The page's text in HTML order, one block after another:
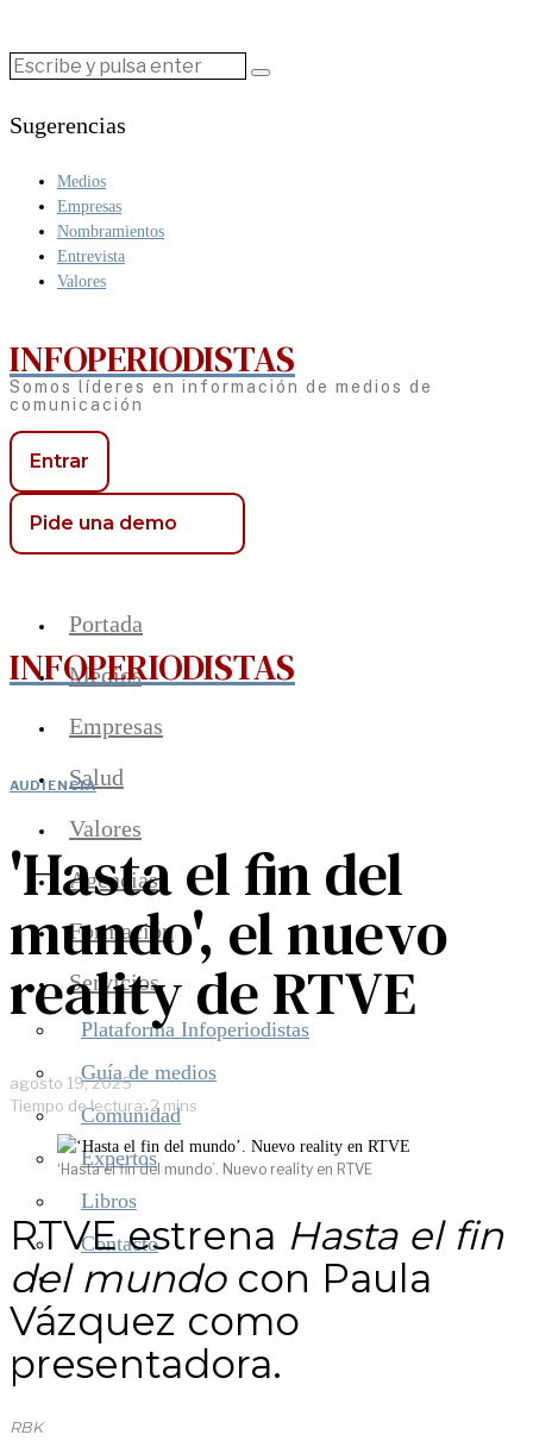
Sugerencias
Medios
Empresas
Nombramientos
Entrevista
Valores
INFOPERIODISTAS
Somos líderes en información de medios de
comunicación
Entrar
Pide una demo
Portada
Medios
Empresas
Salud
Valores
Agencias
Formación
Servicios
Plataforma Infoperiodistas
Guía de medios
Comunidad
Expertos
Libros
Contacto
INFOPERIODISTAS
AUDIENCIA
'Hasta el fin del
mundo', el nuevo
reality de RTVE
agosto 19, 2025
Tiempo de lectura: 2 mins
‘Hasta el fin del mundo’. Nuevo reality en RTVE
RTVE estrena Hasta el fin
del mundocon Paula
Vázquez como
presentadora.
RBK